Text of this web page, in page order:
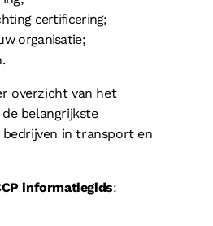
certificering;
organisatie;
overzicht van het
belangrijkste
in transport en
informatiegids: